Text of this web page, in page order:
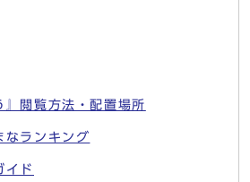
』閲覧方法・配置場所
なランキング
イド